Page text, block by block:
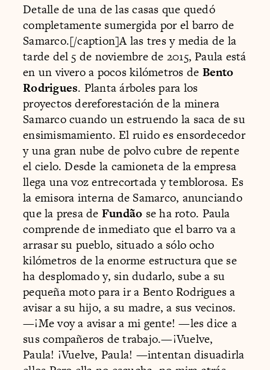
Detalle de una de las casas que quedó
completamente sumergida por el barro de
Samarco.[/caption]A las tres y media de la
tarde del 5 de noviembre de 2015, Paula está
en un vivero a pocos kilómetros de Bento
Rodrigues. Planta árboles para los
proyectos dereforestación de la minera
Samarco cuando un estruendo la saca de su
ensimismamiento. El ruido es ensordecedor
y una gran nube de polvo cubre de repente
el cielo. Desde la camioneta de la empresa
llega una voz entrecortada y temblorosa. Es
la emisora interna de Samarco, anunciando
que la presa de Fundão se ha roto. Paula
comprende de inmediato que el barro va a
arrasar su pueblo, situado a sólo ocho
kilómetros de la enorme estructura que se
ha desplomado y, sin dudarlo, sube a su
pequeña moto para ir a Bento Rodrigues a
avisar a su hijo, a su madre, a sus vecinos.
—¡Me voy a avisar a mi gente! —les dice a
sus compañeros de trabajo.—¡Vuelve,
Paula! ¡Vuelve, Paula! —intentan disuadirla